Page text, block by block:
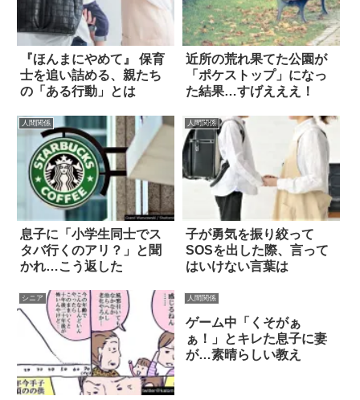
『ほんまにやめて』 保育
士を追い詰める、親たち
の「ある行動」とは
近所の荒れ果てた公園が
「ポケストップ」になっ
た結果…すげえええ！
人間関係
息子に「小学生同士でス
タバ行くのアリ？」と聞
かれ…こう返した
人間関係
子が勇気を振り絞って
SOSを出した際、言って
はいけない言葉は
シニア 人間関係
ゲーム中「くそがぁ
ぁ！」とキレた息子に妻
が…素晴らしい教え